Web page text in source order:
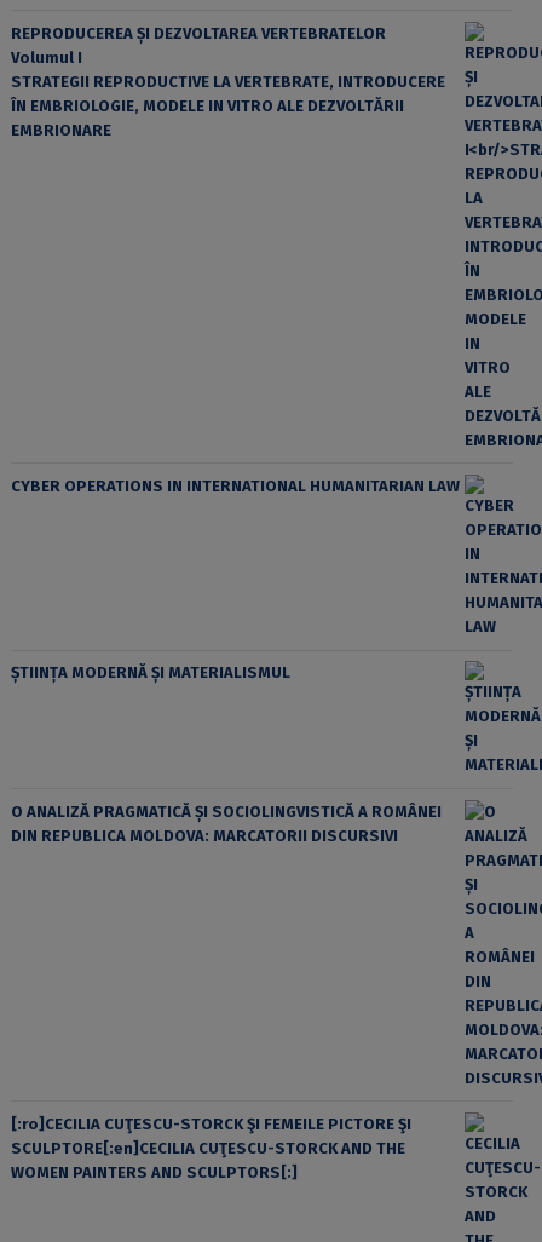
REPRODUCEREA ȘI DEZVOLTAREA VERTEBRATELOR
Volumul I
STRATEGII REPRODUCTIVE LA VERTEBRATE, INTRODUCERE
ÎN EMBRIOLOGIE, MODELE IN VITRO ALE DEZVOLTĂRII
EMBRIONARE
CYBER OPERATIONS IN INTERNATIONAL HUMANITARIAN LAW
ȘTIINȚA MODERNĂ ȘI MATERIALISMUL
O ANALIZĂ PRAGMATICĂ ȘI SOCIOLINGVISTICĂ A ROMÂNEI
DIN REPUBLICA MOLDOVA: MARCATORII DISCURSIVI
[:ro]CECILIA CUŢESCU-STORCK ŞI FEMEILE PICTORE ŞI
SCULPTORE[:en]CECILIA CUŢESCU-STORCK AND THE
WOMEN PAINTERS AND SCULPTORS[:]